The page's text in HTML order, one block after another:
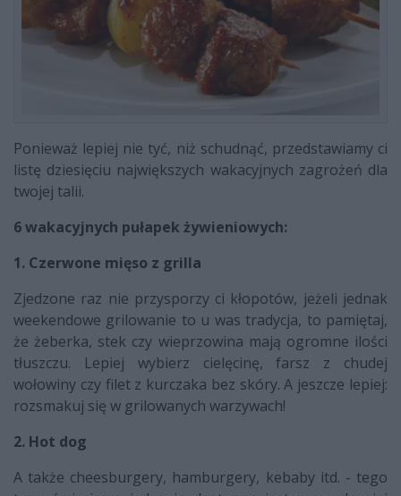
Ponieważ lepiej nie tyć, niż schudnąć, przedstawiamy ci
listę dziesięciu największych wakacyjnych zagrożeń dla
twojej talii.
6 wakacyjnych pułapek żywieniowych:
1. Czerwone mięso z grilla
Zjedzone raz nie przysporzy ci kłopotów, jeżeli jednak
weekendowe grilowanie to u was tradycja, to pamiętaj,
że żeberka, stek czy wieprzowina mają ogromne ilości
tłuszczu. Lepiej wybierz cielęcinę, farsz z chudej
wołowiny czy filet z kurczaka bez skóry. A jeszcze lepiej:
rozsmakuj się w grilowanych warzywach!
2. Hot dog
A także cheesburgery, hamburgery, kebaby itd. - tego